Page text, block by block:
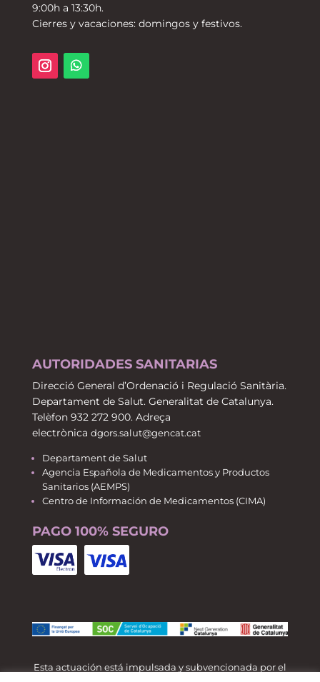
9:00h a 13:30h.
Cierres y vacaciones: domingos y festivos.
AUTORIDADES SANITARIAS
Direcció General d’Ordenació i Regulació Sanitària.
Departament de Salut. Generalitat de Catalunya.
Telèfon 932 272 900. Adreça
electrònica dgors.salut@gencat.cat
Departament de Salut
Agencia Española de Medicamentos y Productos
Sanitarios (AEMPS)
Centro de Información de Medicamentos (CIMA)
PAGO 100% SEGURO
Esta actuación está impulsada y subvencionada por el